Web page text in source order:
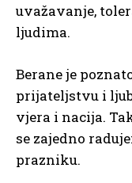
uvažavanje,
ljudima.
Berane je
prijateljstvu i
vjera i nacija.
se zajedno
prazniku.